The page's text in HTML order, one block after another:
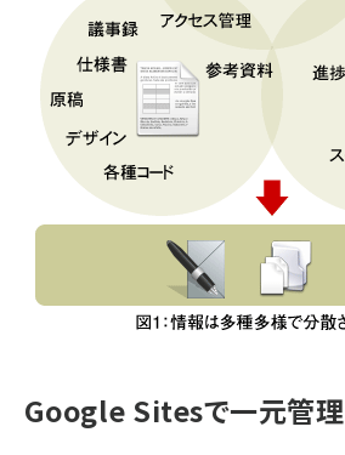
Google Sitesで一元管理